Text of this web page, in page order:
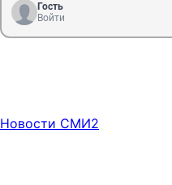
Гость
Войти
Новости СМИ2